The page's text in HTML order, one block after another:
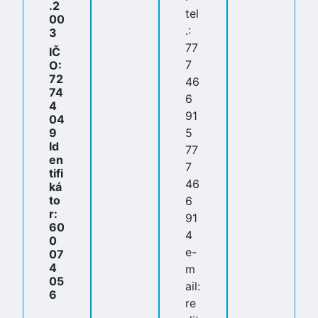
.2
00
3
IČ
O:
72
74
4
04
9
Id
en
tifi
ká
to
r:
60
0
07
4
05
6
tel
.:
77
7
46
6
91
5
77
7
46
6
91
4
e-
m
ail:
re